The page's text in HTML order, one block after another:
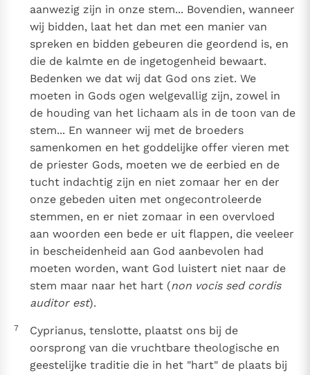
aanwezig zijn in onze stem... Bovendien, wanneer
wij bidden, laat het dan met een manier van
spreken en bidden gebeuren die geordend is, en
die de kalmte en de ingetogenheid bewaart.
Bedenken we dat wij dat God ons ziet. We
moeten in Gods ogen welgevallig zijn, zowel in
de houding van het lichaam als in de toon van de
stem... En wanneer wij met de broeders
samenkomen en het goddelijke offer vieren met
de priester Gods, moeten we de eerbied en de
tucht indachtig zijn en niet zomaar her en der
onze gebeden uiten met ongecontroleerde
stemmen, en er niet zomaar in een overvloed
aan woorden een bede er uit flappen, die veeleer
in bescheidenheid aan God aanbevolen had
moeten worden, want God luistert niet naar de
stem maar naar het hart (non vocis sed cordis
auditor est).
7
Cyprianus, tenslotte, plaatst ons bij de
oorsprong van die vruchtbare theologische en
geestelijke traditie die in het "hart" de plaats bij